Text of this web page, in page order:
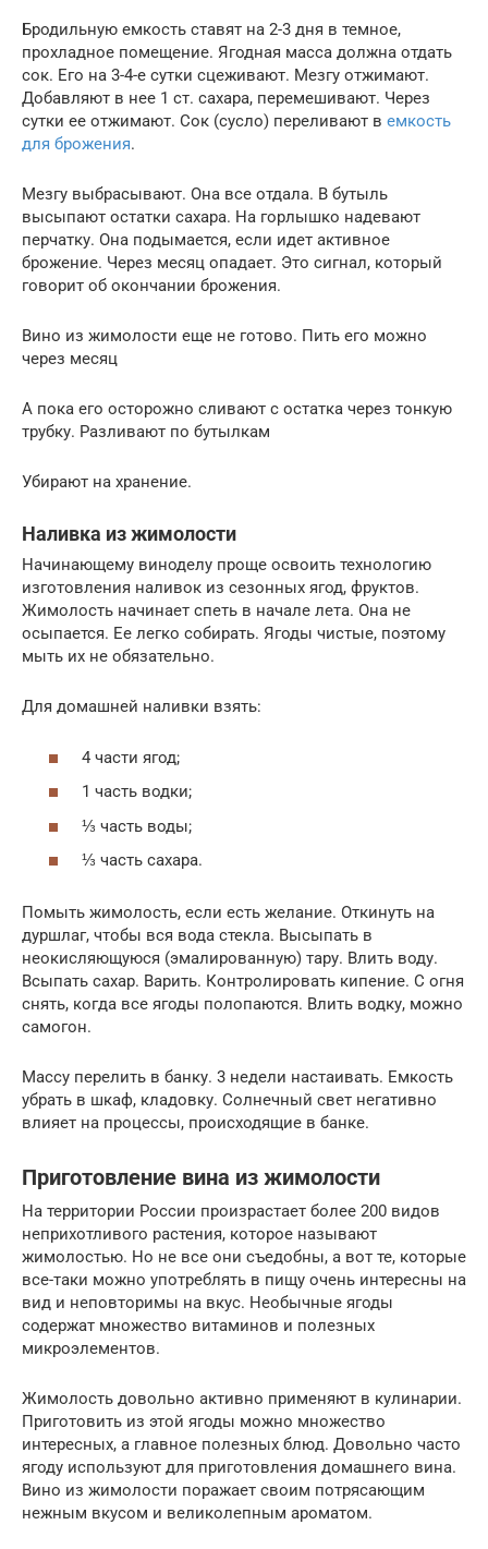
Бродильную емкость ставят на 2-3 дня в темное,
прохладное помещение. Ягодная масса должна отдать
сок. Его на 3-4-е сутки сцеживают. Мезгу отжимают.
Добавляют в нее 1 ст. сахара, перемешивают. Через
сутки ее отжимают. Сок (сусло) переливают в емкость
для брожения.
Мезгу выбрасывают. Она все отдала. В бутыль
высыпают остатки сахара. На горлышко надевают
перчатку. Она подымается, если идет активное
брожение. Через месяц опадает. Это сигнал, который
говорит об окончании брожения.
Вино из жимолости еще не готово. Пить его можно
через месяц
А пока его осторожно сливают с остатка через тонкую
трубку. Разливают по бутылкам
Убирают на хранение.
Наливка из жимолости
Начинающему виноделу проще освоить технологию
изготовления наливок из сезонных ягод, фруктов.
Жимолость начинает спеть в начале лета. Она не
осыпается. Ее легко собирать. Ягоды чистые, поэтому
мыть их не обязательно.
Для домашней наливки взять:
4 части ягод;
1 часть водки;
⅓ часть воды;
⅓ часть сахара.
Помыть жимолость, если есть желание. Откинуть на
дуршлаг, чтобы вся вода стекла. Высыпать в
неокисляющуюся (эмалированную) тару. Влить воду.
Всыпать сахар. Варить. Контролировать кипение. С огня
снять, когда все ягоды полопаются. Влить водку, можно
самогон.
Массу перелить в банку. 3 недели настаивать. Емкость
убрать в шкаф, кладовку. Солнечный свет негативно
влияет на процессы, происходящие в банке.
Приготовление вина из жимолости
На территории России произрастает более 200 видов
неприхотливого растения, которое называют
жимолостью. Но не все они съедобны, а вот те, которые
все-таки можно употреблять в пищу очень интересны на
вид и неповторимы на вкус. Необычные ягоды
содержат множество витаминов и полезных
микроэлементов.
Жимолость довольно активно применяют в кулинарии.
Приготовить из этой ягоды можно множество
интересных, а главное полезных блюд. Довольно часто
ягоду используют для приготовления домашнего вина.
Вино из жимолости поражает своим потрясающим
нежным вкусом и великолепным ароматом.